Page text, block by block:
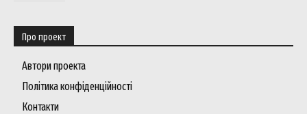
Про проект
Автори проекта
Політика конфіденційності
Контакти